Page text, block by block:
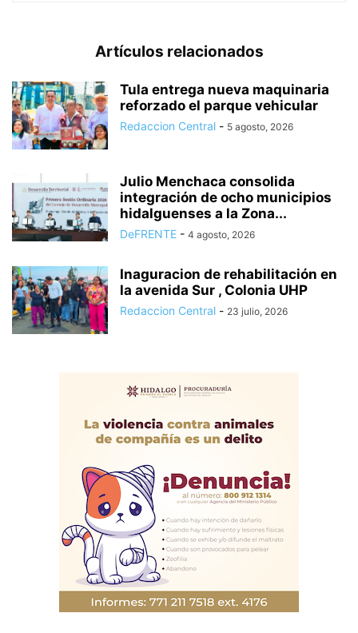
Artículos relacionados
Tula entrega nueva maquinaria
reforzado el parque vehicular
Redaccion Central - 5 agosto, 2026
Julio Menchaca consolida
integración de ocho municipios
hidalguenses a la Zona...
DeFRENTE - 4 agosto, 2026
Inaguracion de rehabilitación en
la avenida Sur , Colonia UHP
Redaccion Central - 23 julio, 2026